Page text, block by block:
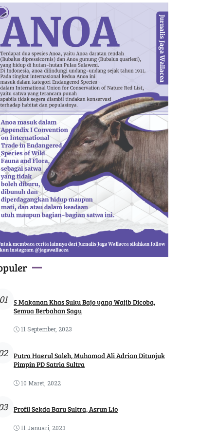
5 Makanan Khas Suku Bajo yang Wajib Dicoba,
Semua Berbahan Sagu
11 September, 2023
Putra Haerul Saleh, Muhamad Ali Adrian Ditunjuk
Pimpin PD Satria Sultra
10 Maret, 2022
Profil Sekda Baru Sultra, Asrun Lio
11 Januari, 2023